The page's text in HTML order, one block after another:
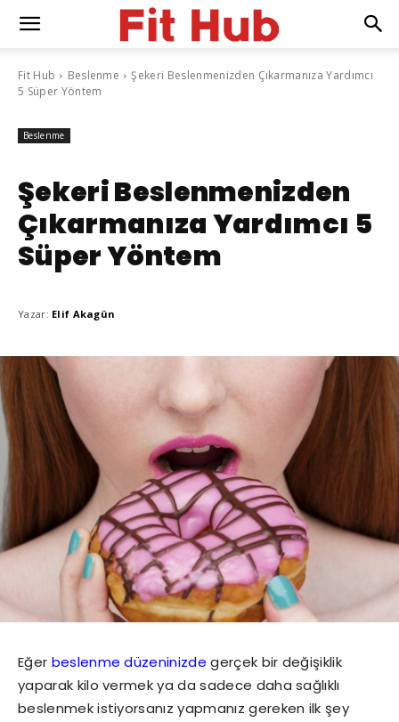
Fit Hub Beslenme
Şekeri Beslenmenizden Çıkarmanıza Yardımcı
5 Süper Yöntem
Beslenme
Şekeri Beslenmenizden
Çıkarmanıza Yardımcı 5
Süper Yöntem
Yazar: Elif Akagün
Eğer beslenme düzeninizde gerçek bir değişiklik
yaparak kilo vermek ya da sadece daha sağlıklı
beslenmek istiyorsanız yapmanız gereken ilk şey